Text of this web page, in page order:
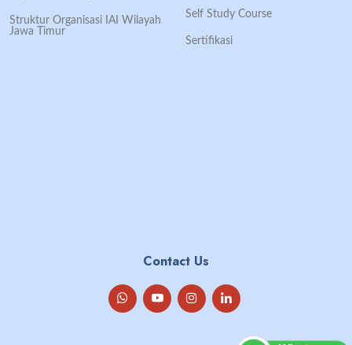
Struktur Organisasi IAI Wilayah
Jawa Timur
Self Study Course
Sertifikasi
Contact Us